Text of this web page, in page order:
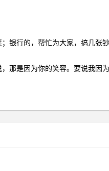
银行的，帮忙为大家，搞几张钞
那是因为你的笑容。要说我因